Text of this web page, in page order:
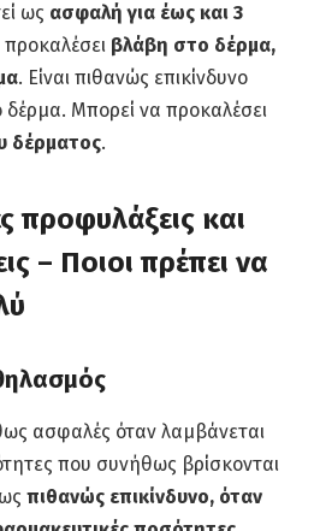
ως ασφαλή για έως και 3
βλάβη στο δέρμα,
. Είναι πιθανώς επικίνδυνο
Μπορεί να προκαλέσει
δέρματος.
προφυλάξεις και
– Ποιοι πρέπει να
ασφαλές όταν λαμβάνεται
που συνήθως βρίσκονται
πιθανώς επικίνδυνο, όταν